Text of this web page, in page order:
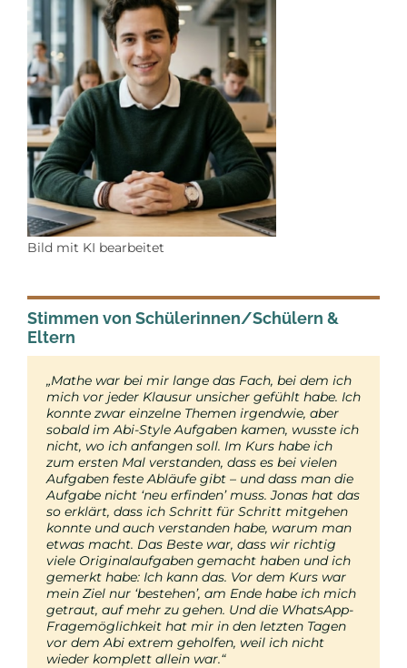
Bild mit KI bearbeitet
Stimmen von Schülerinnen/Schülern &
Eltern
„Mathe war bei mir lange das Fach, bei dem ich
mich vor jeder Klausur unsicher gefühlt habe. Ich
konnte zwar einzelne Themen irgendwie, aber
sobald im Abi-Style Aufgaben kamen, wusste ich
nicht, wo ich anfangen soll. Im Kurs habe ich
zum ersten Mal verstanden, dass es bei vielen
Aufgaben feste Abläufe gibt – und dass man die
Aufgabe nicht ‘neu erfinden’ muss. Jonas hat das
so erklärt, dass ich Schritt für Schritt mitgehen
konnte und auch verstanden habe, warum man
etwas macht. Das Beste war, dass wir richtig
viele Originalaufgaben gemacht haben und ich
gemerkt habe: Ich kann das. Vor dem Kurs war
mein Ziel nur ‘bestehen’, am Ende habe ich mich
getraut, auf mehr zu gehen. Und die WhatsApp-
Fragemöglichkeit hat mir in den letzten Tagen
vor dem Abi extrem geholfen, weil ich nicht
wieder komplett allein war.“
„Mein Sohn war im Mathe LK sehr schwankend:
mal 4 Punkte, mal 7, aber ohne echte Sicherheit.
Ich hatte das Gefühl, er lernt viel, aber oft am
Falschen vorbei – und in der Klausur ging dann
durch Stress und Zeitdruck viel verloren. Was mir
am Kurs gefallen hat, war die Struktur: Es wurde
nicht einfach nur gerechnet, sondern immer
erklärt, welcher Aufgabentyp das ist, welche
Schritte dazu gehören und wie man seine Zeit
sinnvoll einteilt. Dadurch wurde Mathe für ihn
greifbarer. Er hat nach dem Kurs selbst gesagt:
‘Ich weiß jetzt, was ichtue.’Und genau das hat
man gemerkt – er war deutlich ruhiger und
sicherer. Besonders positiv fand ich auch, dass
die Kursanzahl begrenzt ist und trotzdem noch
Unterstützung möglich war, wenn kurz vor dem
Abi Fragen auftauchten. Das war kein
Massenkurs, sondern wirklich begleitet.“